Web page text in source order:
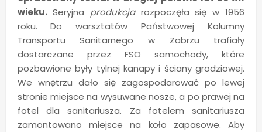
wieku. Seryjna produkcja rozpoczęła się w 1956
roku.
Do warsztatów Państwowej Kolumny
Transportu Sanitarnego w Zabrzu trafiały
dostarczane przez FSO samochody, które
pozbawione były tylnej kanapy i ściany grodziowej.
We wnętrzu dało się zagospodarować po lewej
stronie miejsce na wysuwane nosze, a po prawej na
fotel dla sanitariusza. Za fotelem sanitariusza
zamontowano miejsce na koło zapasowe. Aby